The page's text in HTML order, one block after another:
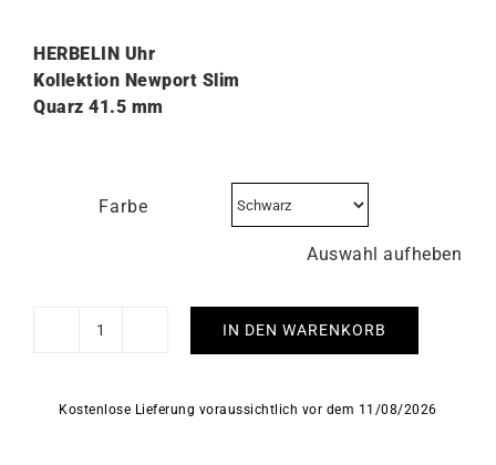
HERBELIN Uhr
Kollektion Newport Slim
Quarz 41.5 mm
Farbe
Auswahl aufheben
HERBELIN
Slim
IN DEN WARENKORB
Kostenlose Lieferung voraussichtlich vor dem 11/08/2026